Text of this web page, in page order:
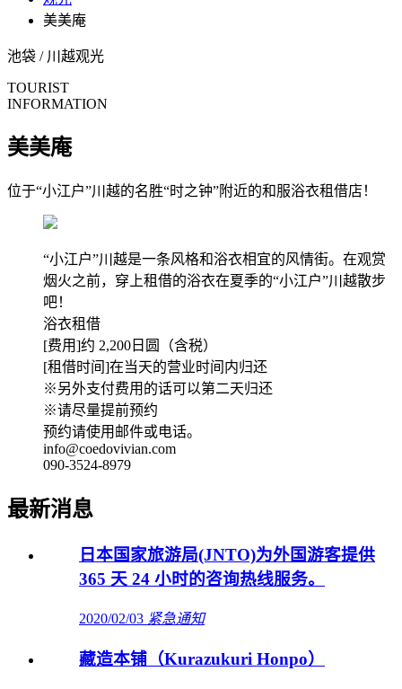
美美庵
池袋 / 川越观光
TOURIST
INFORMATION
美美庵
位于“小江户”川越的名胜“时之钟”附近的和服浴衣租借店！
“小江户”川越是一条风格和浴衣相宜的风情街。在观赏
烟火之前，穿上租借的浴衣在夏季的“小江户”川越散步
吧！
浴衣租借
[费用]约 2,200日圆（含税）
[租借时间]在当天的营业时间内归还
※另外支付费用的话可以第二天归还
※请尽量提前预约
预约请使用邮件或电话。
info@coedovivian.com
090-3524-8979
最新消息
日本国家旅游局(JNTO)为外国游客提供
365 天 24 小时的咨询热线服务。
2020/02/03 紧急通知
藏造本铺（Kurazukuri Honpo）